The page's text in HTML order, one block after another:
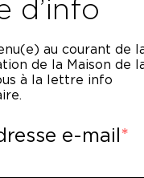
la Poésie
d’info
au courant de
de la Maison de
à la lettre info
e-mail